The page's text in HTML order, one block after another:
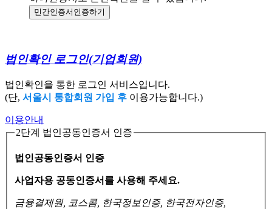
민간인증서 인증하기
법인확인 로그인(기업회원)
법인확인을 통한 로그인 서비스입니다.
(단, 서울시 통합회원 가입 후 이용가능합니다.)
이용안내
2단계 법인공동인증서 인증
법인공동인증서 인증
사업자용 공동인증서를 사용해 주세요.
금융결제원, 코스콤, 한국정보인증, 한국전자인증,